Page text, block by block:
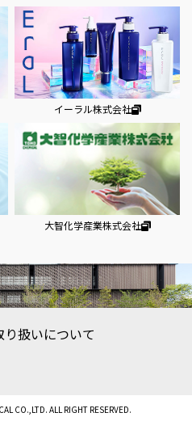
イーラル株式会社
大智化学産業株式会社
扱いについて
CO.,LTD. ALL RIGHT RESERVED.